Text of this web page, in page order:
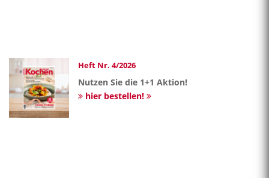
Heft Nr. 4/2026
Nutzen Sie die 1+1 Aktion!
hier bestellen!